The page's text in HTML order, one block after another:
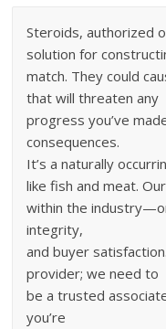
Steroids, authorized
solution for
match. They could
that will threaten any
progress you’ve
consequences.
It’s a naturally
like fish and meat.
within the
integrity,
and buyer
provider; we need to
be a trusted
you’re